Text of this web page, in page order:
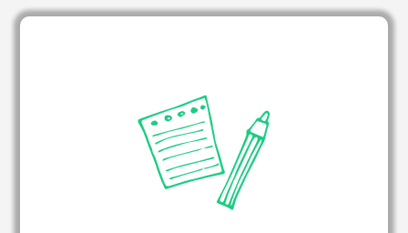
Contrats et avenants
Process d’intégration et procédures internes
Suivi des entretiens obligatoires